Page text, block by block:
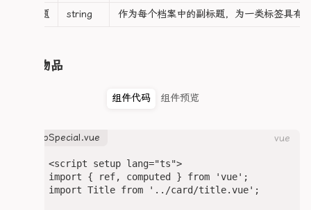
          <div class="tag-container">
            <span
              class="tag"
            </span>
          <!-- 详情信息 -->
          <div
            class="info-grid"
:style="{ gridTemplateColumns:
副标题 string 作为每个档案中的副标题，为一类标签具有
人物物品
组件代码 组件预览
heroSpecial.vue vue
<script setup lang="ts">
import { ref, computed } from 'vue';
import Title from '../card/title.vue';